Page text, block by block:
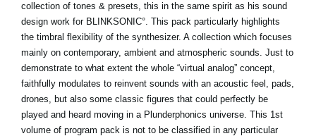
collection of tones & presets, this in the same spirit as his sound
design work for BLINKSONIC°. This pack particularly highlights
the timbral flexibility of the synthesizer. A collection which focuses
mainly on contemporary, ambient and atmospheric sounds. Just to
demonstrate to what extent the whole “virtual analog” concept,
faithfully modulates to reinvent sounds with an acoustic feel, pads,
drones, but also some classic figures that could perfectly be
played and heard moving in a Plunderphonics universe. This 1st
volume of program pack is not to be classified in any particular